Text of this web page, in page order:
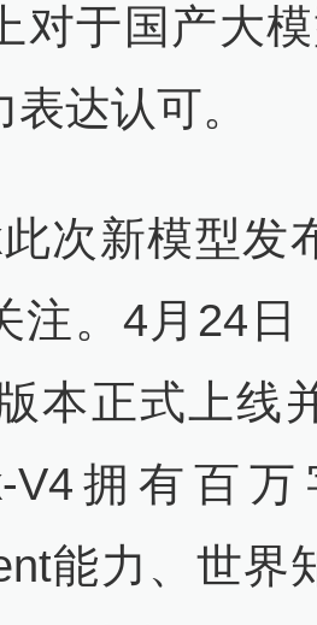
对于国产大
达认可。
次新模型发
注。4月24日
本正式上线
V4拥有百
能力、世界